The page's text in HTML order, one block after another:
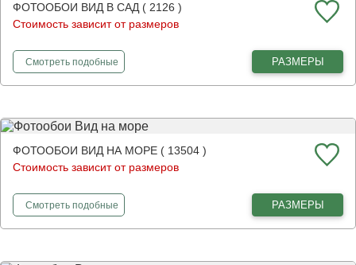
ФОТООБОИ ВИД В САД ( 2126 )
Стоимость зависит от размеров
Смотретьфотообои
подобные РАЗМЕРЫ
ФОТООБОИ ВИД НА МОРЕ ( 13504 )
Стоимость зависит от размеров
Смотретьфотообои
подобные РАЗМЕРЫ